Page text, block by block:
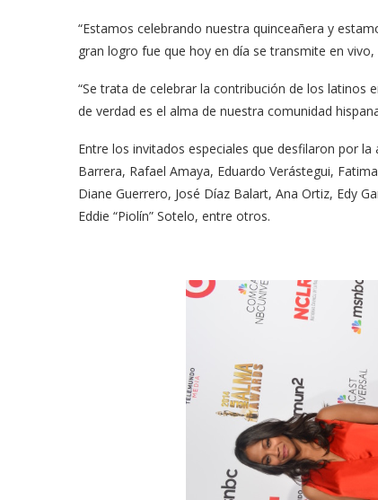
“Estamos celebrando nuestra quinceañera y
gran logro fue que hoy en día se transmite en vivo,
“Se trata de celebrar la contribución de los latinos
de verdad es el alma de nuestra comunidad
Entre los invitados especiales que desfilaron por
Barrera, Rafael Amaya, Eduardo Verástegui,
Diane Guerrero, José Díaz Balart, Ana Ortiz, Edy
Eddie “Piolín” Sotelo, entre otros.
imágenes de ‘Velvet
Fabiola Guajardo e
02/09/2025